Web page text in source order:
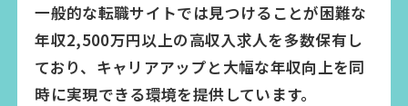
一般的な転職サイトでは見つけることが困難な
年収2,500万円以上の高収入求人を多数保有し
ており、キャリアアップと大幅な年収向上を同
時に実現できる環境を提供しています。